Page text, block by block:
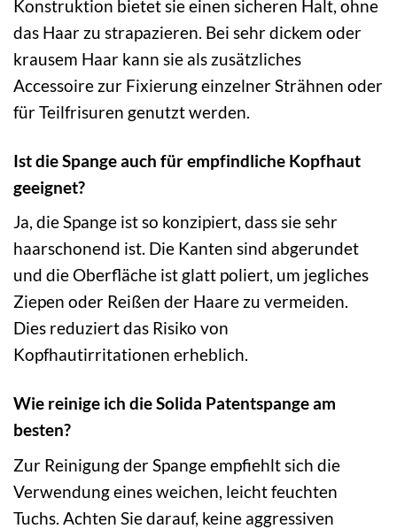
Konstruktion bietet sie einen sicheren Halt, ohne
das Haar zu strapazieren. Bei sehr dickem oder
krausem Haar kann sie als zusätzliches
Accessoire zur Fixierung einzelner Strähnen oder
für Teilfrisuren genutzt werden.
Ist die Spange auch für empfindliche Kopfhaut
geeignet?
Ja, die Spange ist so konzipiert, dass sie sehr
haarschonend ist. Die Kanten sind abgerundet
und die Oberfläche ist glatt poliert, um jegliches
Ziepen oder Reißen der Haare zu vermeiden.
Dies reduziert das Risiko von
Kopfhautirritationen erheblich.
Wie reinige ich die Solida Patentspange am
besten?
Zur Reinigung der Spange empfiehlt sich die
Verwendung eines weichen, leicht feuchten
Tuchs. Achten Sie darauf, keine aggressiven